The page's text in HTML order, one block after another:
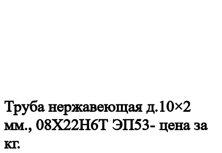
Трубанержавеющая д.10×2
мм., 08Х22Н6Т ЭП53- цена за
кг.